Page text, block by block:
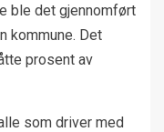
ble det gjennomført
kommune. Det
prosent av
som driver med